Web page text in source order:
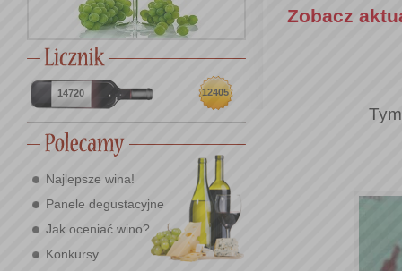
14720 12405
Najlepsze wina!
Panele degustacyjne
Jak oceniać wino?
Konkursy
Zobacz